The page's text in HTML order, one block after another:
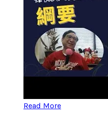
Read More